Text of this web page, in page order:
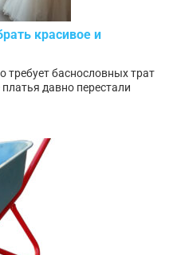
красивое и
требует баснословных трат
давно перестали